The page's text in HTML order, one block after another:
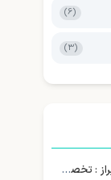
(6)
(3)
جراحی بینی گوشتی در شیراز : تخصص، تجربه و نتیجه طبیعی